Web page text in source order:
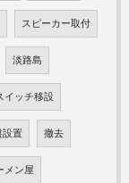
スピーカー取付
淡路島
イッチ移設
設置 撤去
メン屋